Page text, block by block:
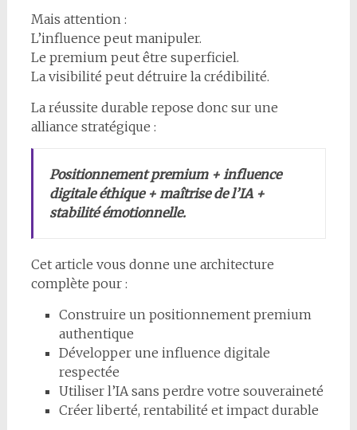
Mais attention :
L’influence peut manipuler.
Le premium peut être superficiel.
La visibilité peut détruire la crédibilité.
La réussite durable repose donc sur une
alliance stratégique :
Positionnement premium + influence
digitale éthique + maîtrise de l’IA +
stabilité émotionnelle.
Cet article vous donne une architecture
complète pour :
Construire un positionnement premium
authentique
Développer une influence digitale
respectée
Utiliser l’IA sans perdre votre souveraineté
Créer liberté, rentabilité et impact durable